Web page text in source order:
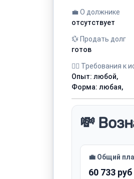
💼 О должнике
отсутствует
💱 Продать долг
готов
🧑‍⚖️ Требования к
Опыт: любой,
Форма: любая,
💸
💼 Общий
60 733 руб